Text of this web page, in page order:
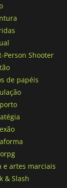
Person Shooter
de papéis
e artes marciais
& Slash